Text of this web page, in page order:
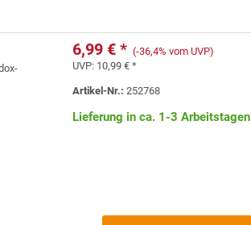
6,99 € * (-36,4% vom UVP)
UVP: 10,99 € *
Artikel-Nr.:252768
Lieferung in ca. 1-3 Arbeitstagen